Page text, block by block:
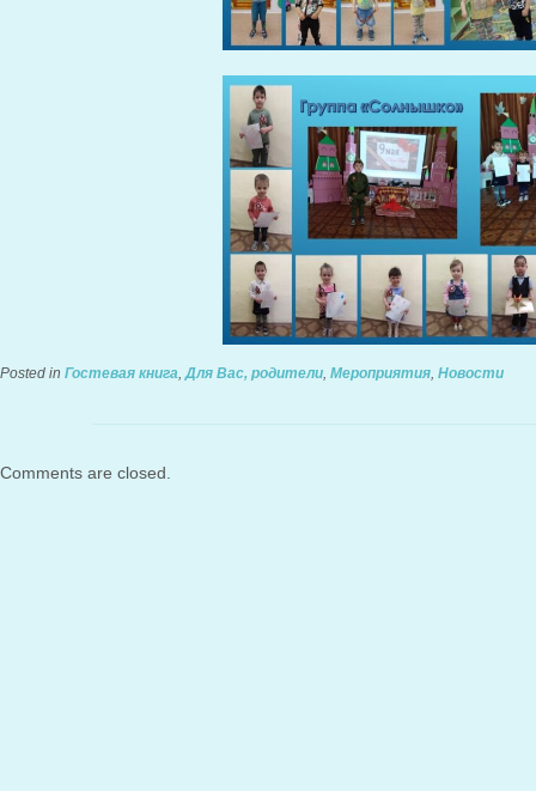
Posted in Гостевая книга Для Вас, родители Мероприятия Новости
Comments are closed.